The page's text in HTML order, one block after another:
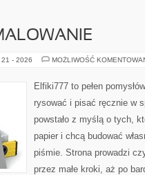
21 - 2026 MOŻLIWOŚĆ
Elfiki777 to pełen
rysować i pisać ręcznie w
powstało z myślą o tych,
papier i chcą budować
piśmie. Strona prowadzi
przez małe kroki, aż po